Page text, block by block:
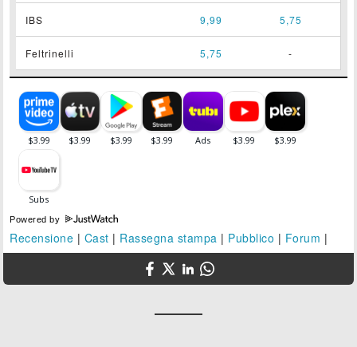
IBS 9,99 5,75
Feltrinelli 5,75 -
Powered by
Recensione | Cast | Rassegna stampa | Pubblico | Forum |